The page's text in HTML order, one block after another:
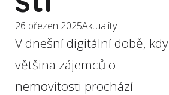
26 březen 2025Aktuality
V dnešní digitální době, kdy
většina zájemců o
nemovitosti prochází